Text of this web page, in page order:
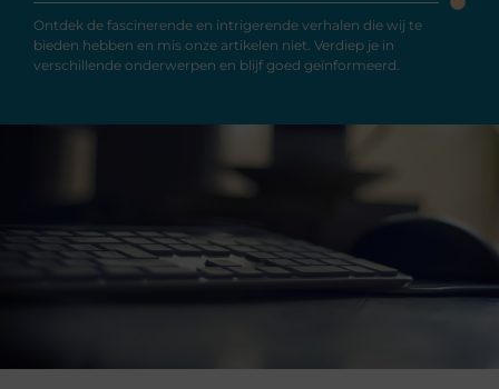
Ontdek de fascinerende en intrigerende verhalen die wij te
bieden hebben en mis onze artikelen niet. Verdiep je in
verschillende onderwerpen en blijf goed geïnformeerd.